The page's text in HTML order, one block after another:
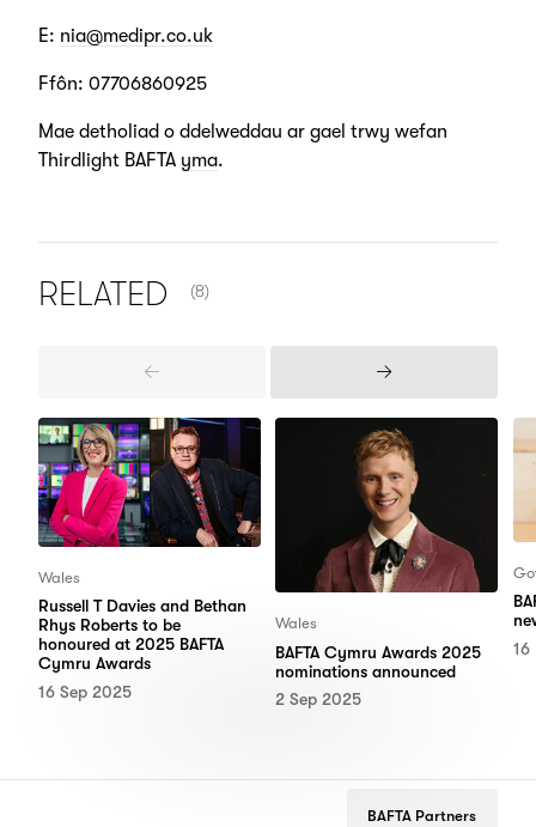
E: nia@medipr.co.uk
Ffôn: 07706860925
Mae detholiad o ddelweddau ar gael trwy wefan
Thirdlight BAFTA yma.
RELATED NUMBER OF ITEMS SHOWN:
(8)
Previous
Next
Wales
Russell T Davies and Bethan
Rhys Roberts to be
honoured at 2025 BAFTA
Cymru Awards
16 Sep 2025
Wales
BAFTA Cymru Awards 2025
nominations announced
2 Sep 2025
16
BAFTA Partners